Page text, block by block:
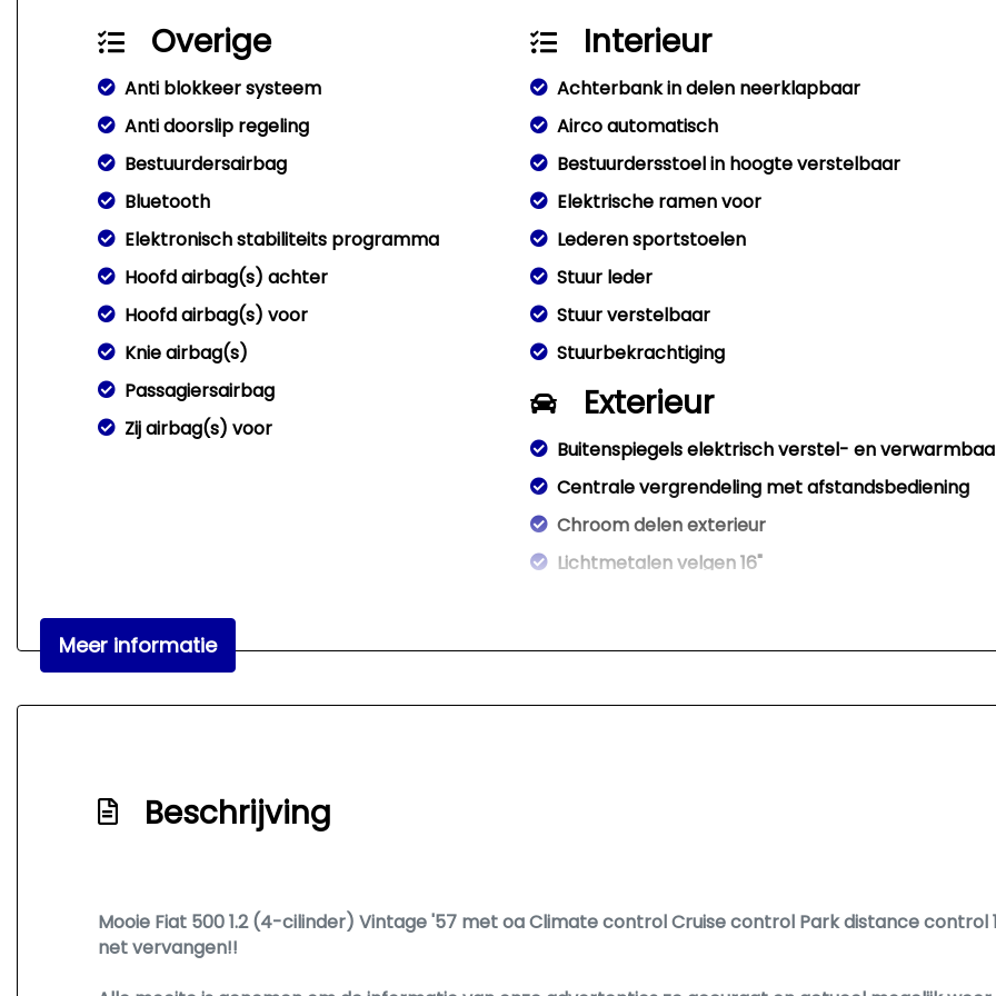
Overige
Anti blokkeer systeem
Anti doorslip regeling
Bestuurdersairbag
Bluetooth
Elektronisch stabiliteits programma
Hoofd airbag(s) achter
Hoofd airbag(s) voor
Knie airbag(s)
Passagiersairbag
Zij airbag(s) voor
Interieur
Achterbank in delen neerklapbaar
Airco automatisch
Bestuurdersstoel in hoogte verstelbaar
Elektrische ramen voor
Lederen sportstoelen
Stuur leder
Stuur verstelbaar
Stuurbekrachtiging
Exterieur
Buitenspiegels elektrisch verstel- en
Centrale vergrendeling met afstandsbediening
Chroom delen exterieur
Lichtmetalen velgen 16"
Meer informatie
Beschrijving
Mooie Fiat 500 1.2 (4-cilinder) Vintage '57 met oa Climate control Cruise control Park distance
net vervangen!!